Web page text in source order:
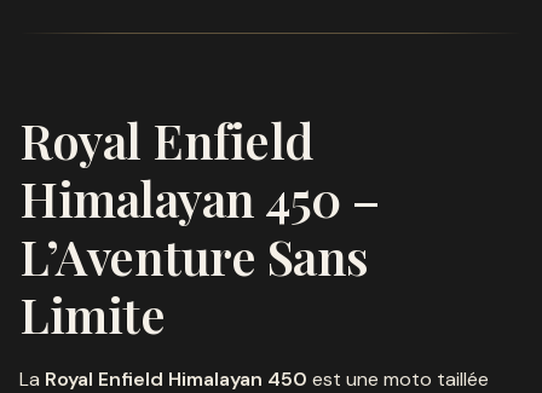
Royal Enfield
Himalayan 450 –
L’Aventure Sans
Limite
La Royal Enfield Himalayan 450 est une moto taillée